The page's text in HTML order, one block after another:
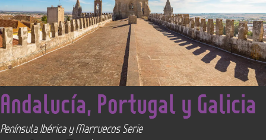
WHERE TO BUY
FEATURED
ABOUT US
CONTACT
<
Andalucía, Portugal y Galicia
Península Ibérica y Marruecos Serie